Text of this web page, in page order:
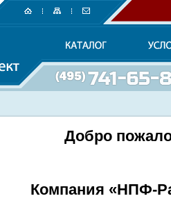
Добро
Компания «НПФ-